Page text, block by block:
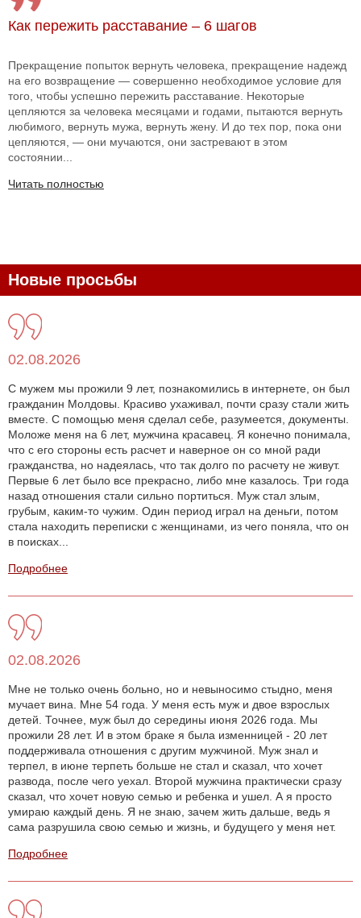
Как пережить расставание – 6 шагов
Прекращение попыток вернуть человека, прекращение надежд
на его возвращение — совершенно необходимое условие для
того, чтобы успешно пережить расставание. Некоторые
цепляются за человека месяцами и годами, пытаются вернуть
любимого, вернуть мужа, вернуть жену. И до тех пор, пока они
цепляются, — они мучаются, они застревают в этом
состоянии...
Читать полностью
Новые просьбы
02.08.2026
С мужем мы прожили 9 лет, познакомились в интернете, он был
гражданин Молдовы. Красиво ухаживал, почти сразу стали жить
вместе. С помощью меня сделал себе, разумеется, документы.
Моложе меня на 6 лет, мужчина красавец. Я конечно понимала,
что с его стороны есть расчет и наверное он со мной ради
гражданства, но надеялась, что так долго по расчету не живут.
Первые 6 лет было все прекрасно, либо мне казалось. Три года
назад отношения стали сильно портиться. Муж стал злым,
грубым, каким-то чужим. Один период играл на деньги, потом
стала находить переписки с женщинами, из чего поняла, что он
в поисках...
Подробнее
02.08.2026
Мне не только очень больно, но и невыносимо стыдно, меня
мучает вина. Мне 54 года. У меня есть муж и двое взрослых
детей. Точнее, муж был до середины июня 2026 года. Мы
прожили 28 лет. И в этом браке я была изменницей - 20 лет
поддерживала отношения с другим мужчиной. Муж знал и
терпел, в июне терпеть больше не стал и сказал, что хочет
развода, после чего уехал. Второй мужчина практически сразу
сказал, что хочет новую семью и ребенка и ушел. А я просто
умираю каждый день. Я не знаю, зачем жить дальше, ведь я
сама разрушила свою семью и жизнь, и будущего у меня нет.
Подробнее